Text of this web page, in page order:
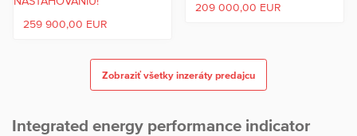
259 900,00 EUR
209 000,00 EUR
Zobraziť všetky inzeráty predajcu
Integrated energy performance indicator